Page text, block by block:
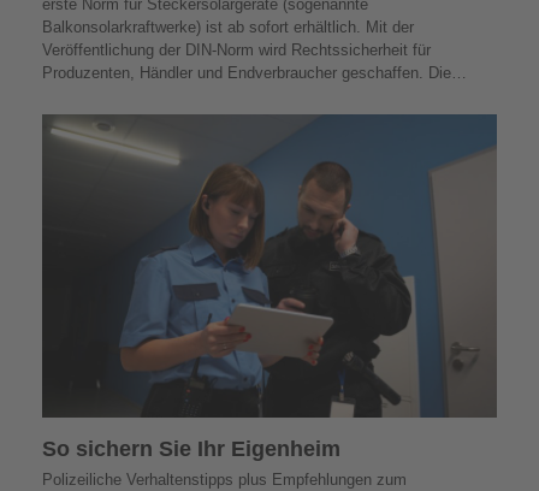
erste Norm für Steckersolargeräte (sogenannte
Balkonsolarkraftwerke) ist ab sofort erhältlich. Mit der
Veröffentlichung der DIN-Norm wird Rechtssicherheit für
Produzenten, Händler und Endverbraucher geschaffen. Die…
So sichern Sie Ihr Eigenheim
Polizeiliche Verhaltenstipps plus Empfehlungen zum